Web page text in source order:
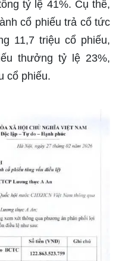
tỷ lệ 41%. Cụ thể,
cổ phiếu trả cổ tức
11,7 triệu cổ phiếu,
thưởng tỷ lệ 23%,
cổ phiếu.